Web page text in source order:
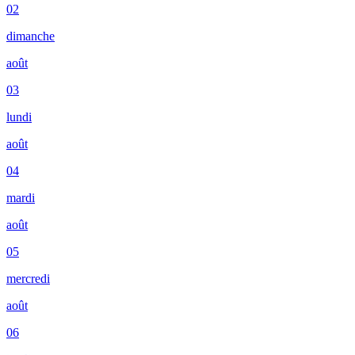
02
dimanche
août
03
lundi
août
04
mardi
août
05
mercredi
août
06